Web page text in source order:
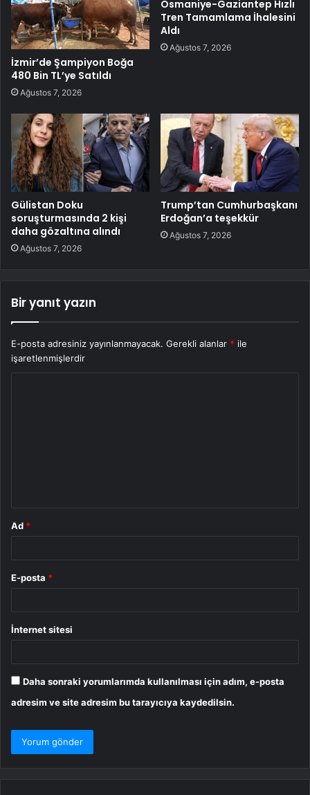
İzmir’de Şampiyon Boğa
480 Bin TL’ye Satıldı
Ağustos 7, 2026
Osmaniye-Gaziantep Hızlı
Tren Tamamlama İhalesini
Aldı
Ağustos 7, 2026
Gülistan Doku
soruşturmasında 2 kişi
daha gözaltına alındı
Ağustos 7, 2026
Trump’tan Cumhurbaşkanı
Erdoğan’a teşekkür
Ağustos 7, 2026
Bir yanıt yazın
E-posta adresiniz yayınlanmayacak. Gerekli alanlar * ile
işaretlenmişlerdir
Ad *
E-posta *
İnternet sitesi
Daha sonraki yorumlarımda kullanılması için adım, e-posta
adresim ve site adresim bu tarayıcıya kaydedilsin.